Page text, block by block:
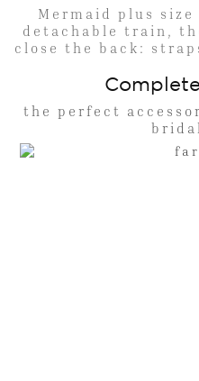
Mermaid plus
detachable train,
close the back:
the perfect